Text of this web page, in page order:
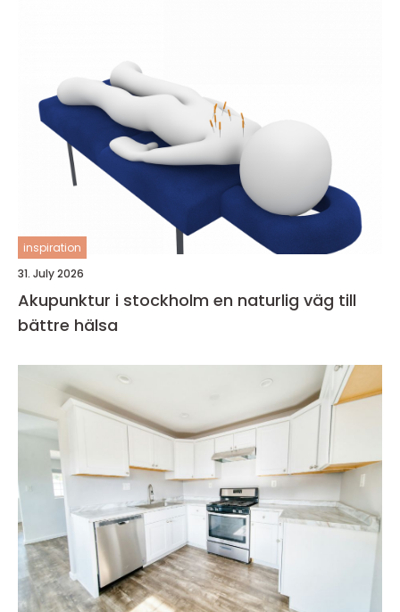
inspiration
31. July 2026
Akupunktur i stockholm en naturlig väg till
bättre hälsa